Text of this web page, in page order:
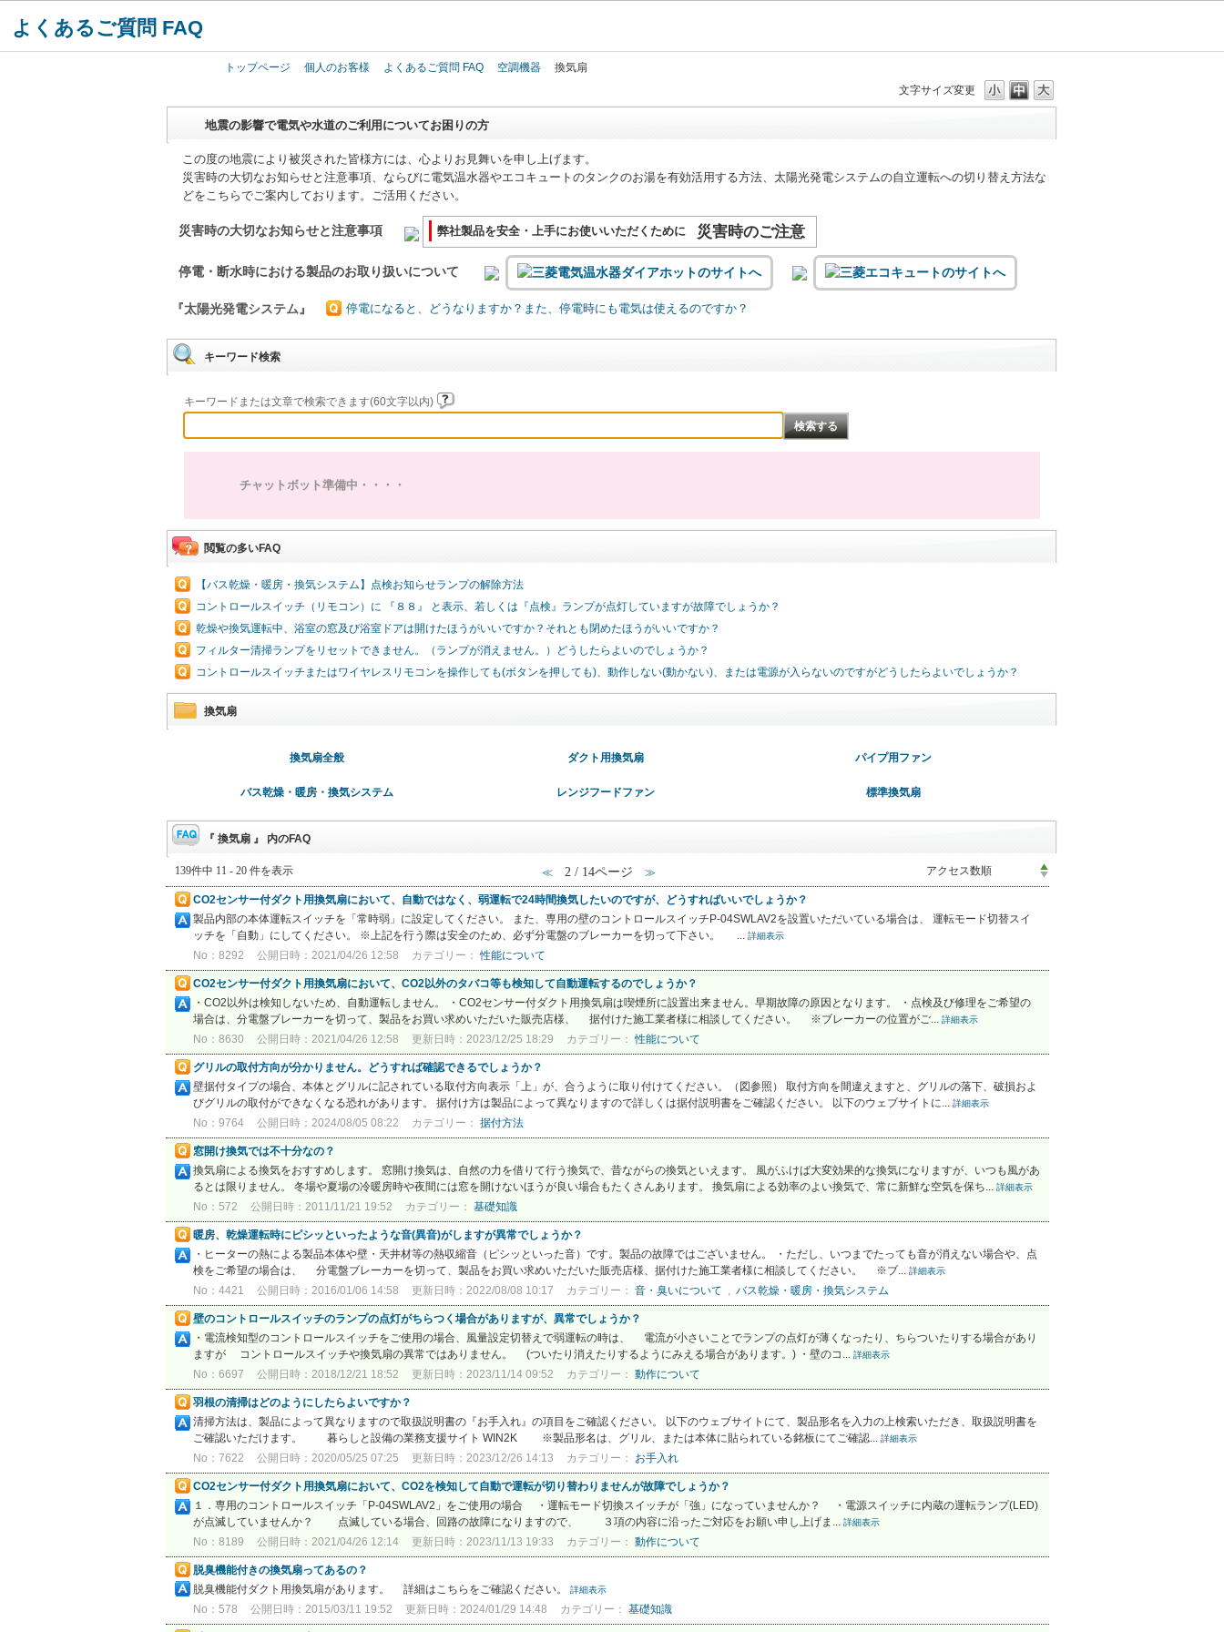
よくあるご質問 FAQ
トップページ 個人のお客様 よくあるご質問 FAQ 空調機器
換気扇
文字サイズ変更
地震の影響で電気や水道のご利用についてお困りの方
この度の地震により被災された皆様方には、心よりお見舞いを申し上げます。
災害時の大切なお知らせと注意事項、ならびに電気温水器やエコキュートのタンクのお湯を有効活用する方法、太陽光発電システムの自立運転への切り替え方法な
どをこちらでご案内しております。ご活用ください。
災害時の大切なお知らせと注意事項 弊社製品を安全・上手にお使いいただくために 災害時のご注意
停電・断水時における製品のお取り扱いについて
『太陽光発電システム』 停電になると、どうなりますか？また、停電時にも電気は使えるのですか？
キーワード検索
キーワードまたは文章で検索できます(60文字以内)
チャットボット準備中・・・・
閲覧の多いFAQ
【バス乾燥・暖房・換気システム】点検お知らせランプの解除方法
コントロールスイッチ（リモコン）に 『８８』 と表示、若しくは『点検』ランプが点灯していますが故障でしょうか？
乾燥や換気運転中、浴室の窓及び浴室ドアは開けたほうがいいですか？それとも閉めたほうがいいですか？
フィルター清掃ランプをリセットできません。（ランプが消えません。）どうしたらよいのでしょうか？
コントロールスイッチまたはワイヤレスリモコンを操作しても(ボタンを押しても)、動作しない(動かない)、または電源が入らないのですがどうしたらよいでしょうか？
換気扇
換気扇全般 ダクト用換気扇 パイプ用ファン
バス乾燥・暖房・換気システム レンジフードファン 標準換気扇
『 換気扇 』 内のFAQ
139件中 11 - 20 件を表示 ≪ 2 / 14ページ ≫
CO2センサー付ダクト用換気扇において、自動ではなく、弱運転で24時間換気したいのですが、どうすればいいでしょうか？
製品内部の本体運転スイッチを「常時弱」に設定してください。 また、専用の壁のコントロールスイッチP-04SWLAV2を設置いただいている場合は、 運転モード切替スイ
ッチを「自動」にしてください。 ※上記を行う際は安全のため、必ず分電盤のブレーカーを切って下さい。 ... 詳細表示
No：8292 公開日時：2021/04/26 12:58 カテゴリー：性能について
CO2センサー付ダクト用換気扇において、CO2以外のタバコ等も検知して自動運転するのでしょうか？
・CO2以外は検知しないため、自動運転しません。 ・CO2センサー付ダクト用換気扇は喫煙所に設置出来ません。早期故障の原因となります。 ・点検及び修理をご希望の
場合は、分電盤ブレーカーを切って、製品をお買い求めいただいた販売店様、 据付けた施工業者様に相談してください。 ※ブレーカーの位置がご... 詳細表示
No：8630 公開日時：2021/04/26 12:58 更新日時：2023/12/25 18:29 カテゴリー：性能について
グリルの取付方向が分かりません。どうすれば確認できるでしょうか？
壁据付タイプの場合、本体とグリルに記されている取付方向表示「上」が、合うように取り付けてください。（図参照） 取付方向を間違えますと、グリルの落下、破損およ
びグリルの取付ができなくなる恐れがあります。 据付け方は製品によって異なりますので詳しくは据付説明書をご確認ください。 以下のウェブサイトに... 詳細表示
No：9764 公開日時：2024/08/05 08:22 カテゴリー： 据付方法
窓開け換気では不十分なの？
換気扇による換気をおすすめします。 窓開け換気は、自然の力を借りて行う換気で、昔ながらの換気といえます。 風がふけば大変効果的な換気になりますが、いつも風があ
るとは限りません。 冬場や夏場の冷暖房時や夜間には窓を開けないほうが良い場合もたくさんあります。 換気扇による効率のよい換気で、常に新鮮な空気を保ち... 詳細表示
No：572 公開日時：2011/11/21 19:52 カテゴリー： 基礎知識
暖房、乾燥運転時にピシッといったような音(異音)がしますが異常でしょうか？
・ヒーターの熱による製品本体や壁・天井材等の熱収縮音（ピシッといった音）です。製品の故障ではございません。 ・ただし、いつまでたっても音が消えない場合や、点
検をご希望の場合は、 分電盤ブレーカーを切って、製品をお買い求めいただいた販売店様、据付けた施工業者様に相談してください。 ※ブ... 詳細表示
No：4421 公開日時：2016/01/06 14:58 更新日時：2022/08/08 10:17 カテゴリー： 音・臭いについて , バス乾燥・暖房・換気システム
壁のコントロールスイッチのランプの点灯がちらつく場合がありますが、異常でしょうか？
・電流検知型のコントロールスイッチをご使用の場合、風量設定切替えで弱運転の時は、 電流が小さいことでランプの点灯が薄くなったり、ちらついたりする場合があり
ますが コントロールスイッチや換気扇の異常ではありません。 (ついたり消えたりするようにみえる場合があります。) ・壁のコ... 詳細表示
No：6697 公開日時：2018/12/21 18:52 更新日時：2023/11/14 09:52 カテゴリー： 動作について
羽根の清掃はどのようにしたらよいですか？
清掃方法は、製品によって異なりますので取扱説明書の『お手入れ』の項目をご確認ください。 以下のウェブサイトにて、製品形名を入力の上検索いただき、取扱説明書を
ご確認いただけます。 暮らしと設備の業務支援サイト WIN2K ※製品形名は、グリル、または本体に貼られている銘板にてご確認... 詳細表示
No：7622 公開日時：2020/05/25 07:25 更新日時：2023/12/26 14:13 カテゴリー： お手入れ
CO2センサー付ダクト用換気扇において、CO2を検知して自動で運転が切り替わりませんが故障でしょうか？
１．専用のコントロールスイッチ「P-04SWLAV2」をご使用の場合 ・運転モード切換スイッチが「強」になっていませんか？ ・電源スイッチに内蔵の運転ランプ(LED)
が点滅していませんか？ 点滅している場合、回路の故障になりますので、 ３項の内容に沿ったご対応をお願い申し上げま... 詳細表示
No：8189 公開日時：2021/04/26 12:14 更新日時：2023/11/13 19:33 カテゴリー： 動作について
脱臭機能付きの換気扇ってあるの？
脱臭機能付ダクト用換気扇があります。 詳細はこちらをご確認ください。
詳細表示
No：578 公開日時：2015/03/11 19:52 更新日時：2024/01/29 14:48 カテゴリー： 基礎知識